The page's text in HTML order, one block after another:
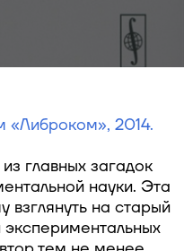
2014.
главных загадок
науки. Эта
взглянуть на старый